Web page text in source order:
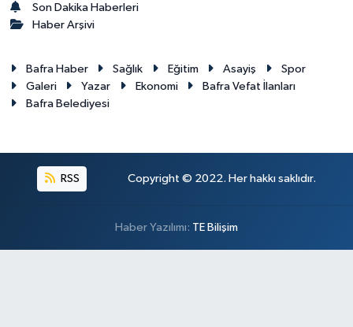
Son Dakika Haberleri
Haber Arşivi
Bafra Haber Sağlık Eğitim Asayiş
Spor
Galeri
Yazar Ekonomi
Bafra Vefat İlanları
Bafra Belediyesi
RSS Copyright © 2022. Her hakkı saklıdır.
Haber Yazılımı: TE Bilişim